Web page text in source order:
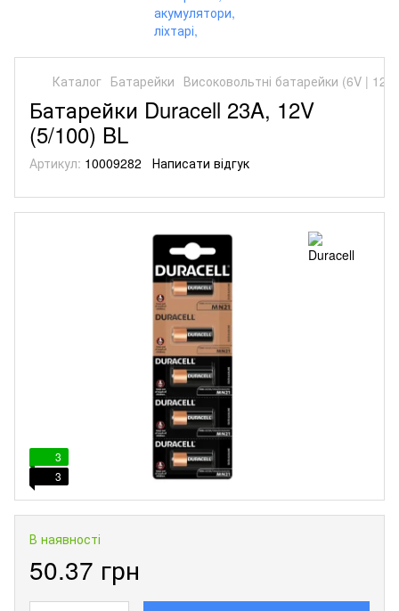
Каталог Батарейки Високовольтні батарейки (6V | 12V)
Батарейки Duracell 23A, 12V
(5/100) BL
Артикул: 10009282 Написати відгук
3
3
В наявності
50.37 грн